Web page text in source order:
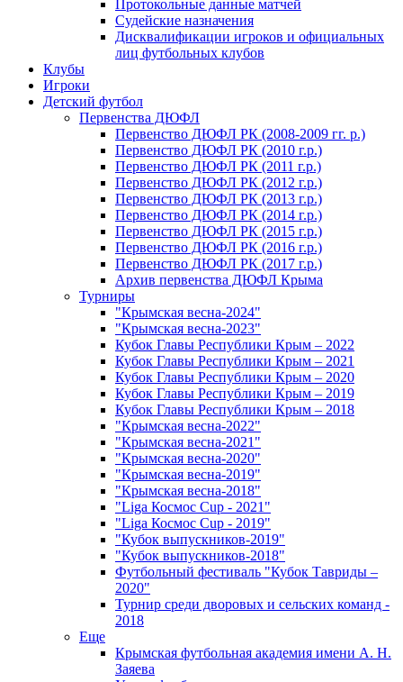
Протокольные данные матчей
Судейские назначения
Дисквалификации игроков и официальных
лиц футбольных клубов
Клубы
Игроки
Детский футбол
Первенства ДЮФЛ
Первенство ДЮФЛ РК (2008-2009 гг. р.)
Первенство ДЮФЛ РК (2010 г.р.)
Первенство ДЮФЛ РК (2011 г.р.)
Первенство ДЮФЛ РК (2012 г.р.)
Первенство ДЮФЛ РК (2013 г.р.)
Первенство ДЮФЛ РК (2014 г.р.)
Первенство ДЮФЛ РК (2015 г.р.)
Первенство ДЮФЛ РК (2016 г.р.)
Первенство ДЮФЛ РК (2017 г.р.)
Архив первенства ДЮФЛ Крыма
Турниры
"Крымская весна-2024"
"Крымская весна-2023"
Кубок Главы Республики Крым – 2022
Кубок Главы Республики Крым – 2021
Кубок Главы Республики Крым – 2020
Кубок Главы Республики Крым – 2019
Кубок Главы Республики Крым – 2018
"Крымская весна-2022"
"Крымская весна-2021"
"Крымская весна-2020"
"Крымская весна-2019"
"Крымская весна-2018"
"Liga Космос Cup - 2021"
"Liga Космос Cup - 2019"
"Кубок выпускников-2019"
"Кубок выпускников-2018"
Футбольный фестиваль "Кубок Тавриды –
2020"
Турнир среди дворовых и сельских команд -
2018
Еще
Крымская футбольная академия имени А. Н.
Заяева